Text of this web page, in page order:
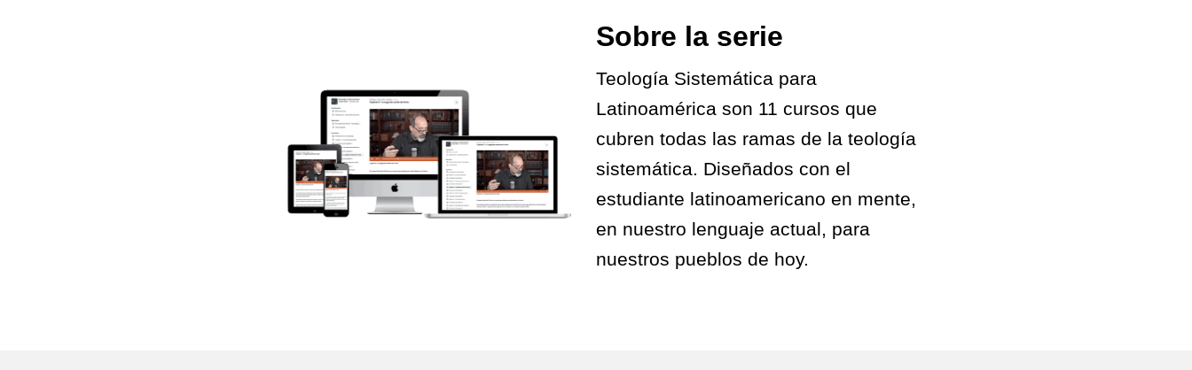
Sobre la serie
Teología Sistemática para
Latinoamérica son 11 cursos que
cubren todas las ramas de la teología
sistemática. Diseñados con el
estudiante latinoamericano en mente,
en nuestro lenguaje actual, para
nuestros pueblos de hoy.